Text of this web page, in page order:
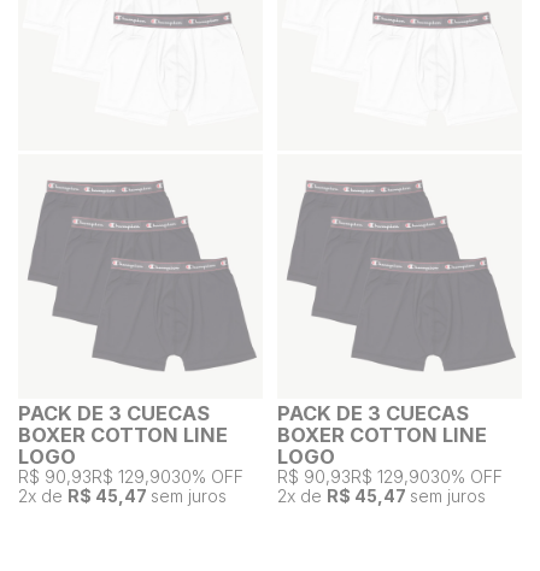
PACK DE 3 CUECAS
BOXER COTTON LINE
LOGO
R$ 90,93R$ 129,9030% OFF
2x de R$ 45,47 sem juros
PACK DE 3 CUECAS
BOXER COTTON LINE
LOGO
R$ 90,93R$ 129,9030% OFF
2x de R$ 45,47 sem juros